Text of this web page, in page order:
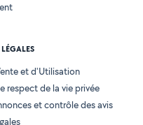
et d'Utilisation
respect de la vie privée
et contrôle des avis